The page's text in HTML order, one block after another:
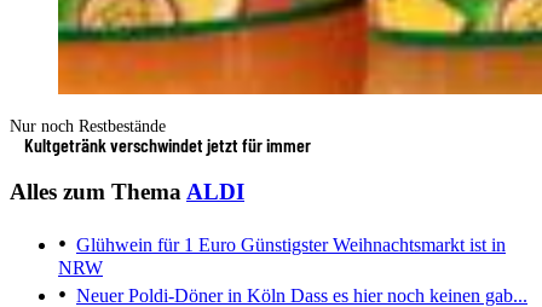
Nur noch Restbestände
Kultgetränk verschwindet jetzt für immer
Alles zum ThemaALDI
Glühwein für 1 Euro Günstigster Weihnachtsmarkt ist in
NRW
Neuer Poldi-Döner in Köln Dass es hier noch keinen gab...